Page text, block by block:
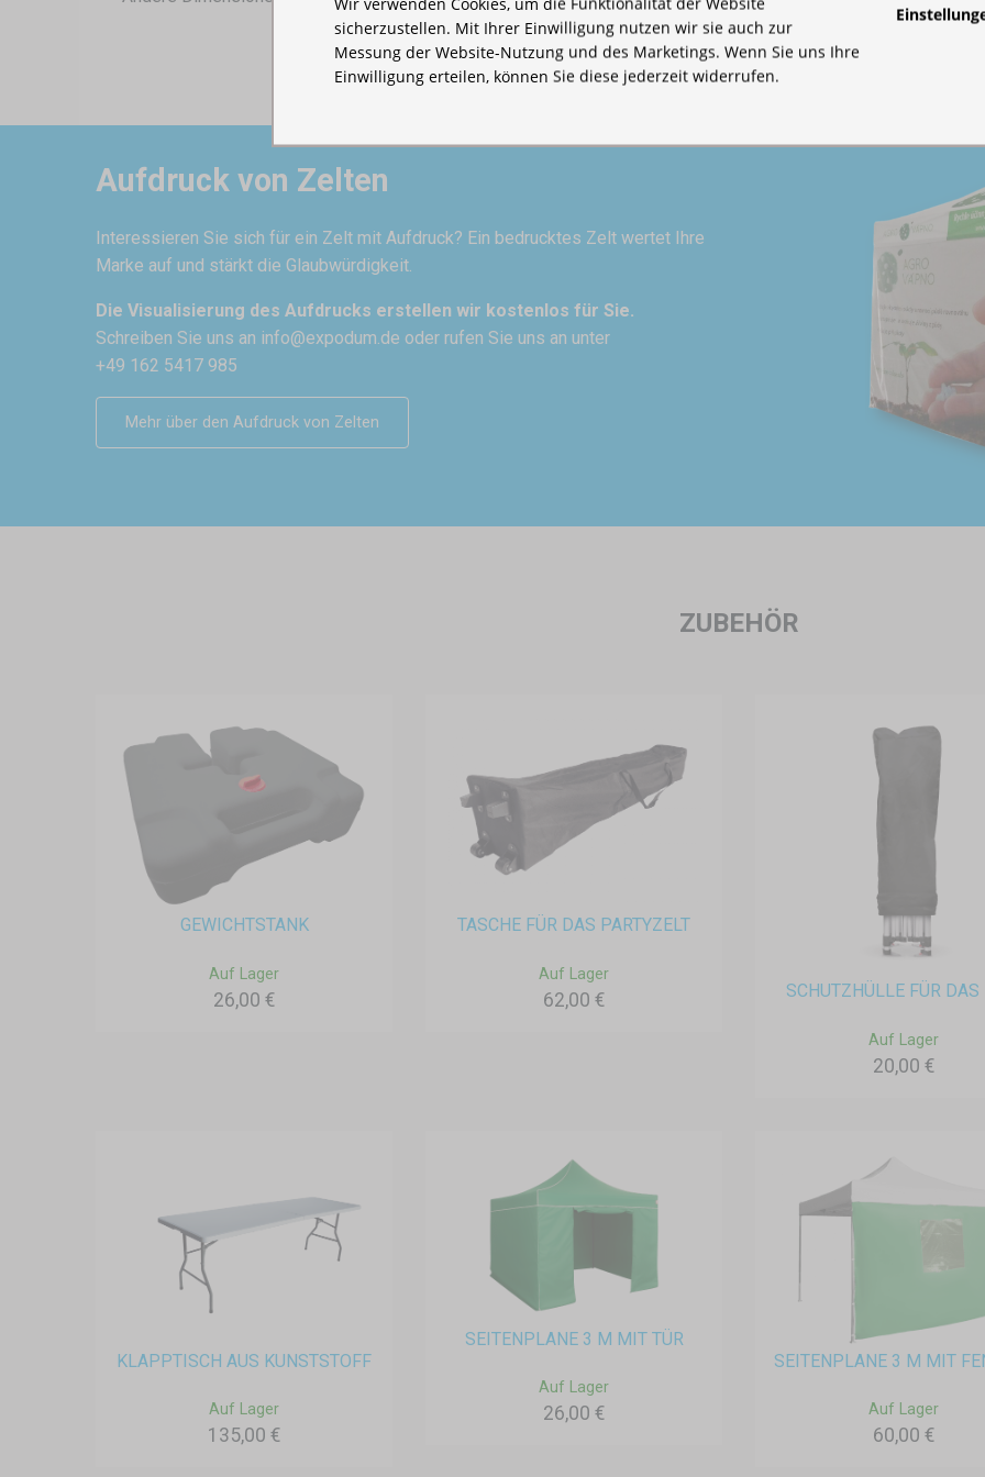
Aufdruck von Zelten
Interessieren Sie sich für ein Zelt mit Aufdruck? Ein bedrucktes Zelt wertet Ihre
Marke auf und stärkt die Glaubwürdigkeit.
Die Visualisierung des Aufdrucks erstellen wir kostenlos für Sie.
Schreiben Sie uns an info@expodum.de oder rufen Sie uns an unter
+49 162 5417 985
Mehr über den Aufdruck von Zelten
ZUBEHÖR
GEWICHTSTANK
Auf Lager
26,00 €
TASCHE FÜR DAS PARTYZELT
Auf Lager
62,00 € SCHUTZHÜLLE FÜR DAS
Auf Lager
20,00 €
KLAPPTISCH AUS KUNSTSTOFF
Auf Lager
135,00 €
SEITENPLANE 3 M MIT TÜR
Auf Lager
26,00 €
SEITENPLANE 3 M MIT
Auf Lager
60,00 €
sicherzustellen. Mit Ihrer Einwilligung nutzen wir sie auch zur
Messung der Website-Nutzung und des Marketings. Wenn Sie uns Ihre
Einwilligung erteilen, können Sie diese jederzeit widerrufen.